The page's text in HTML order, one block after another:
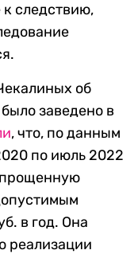
следствию,
об
заведено в
, что, по данным
по июль 2022
в год. Она
реализации